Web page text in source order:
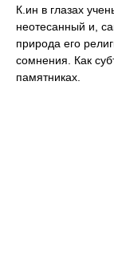
К.ин в глазах
неотесанный и,
природа его
сомнения. Как
памятниках.